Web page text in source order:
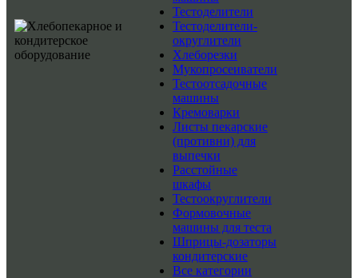
Тестоделители
Тестоделители-
округлители
Хлеборезки
Мукопросеиватели
Тестоотсадочные
машины
Кремоварки
Листы пекарские
(противни) для
выпечки
Расстойные
шкафы
Тестоокруглители
Формовочные
машины для теста
Шприцы-дозаторы
кондитерские
Все категории